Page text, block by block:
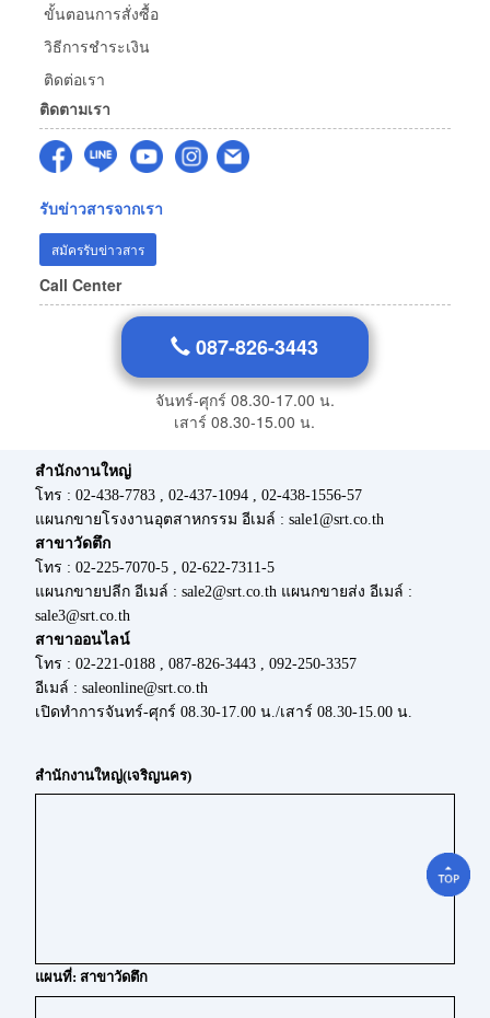
ขั้นตอนการสั่งซื้อ
วิธีการชำระเงิน
ติดต่อเรา
ติดตามเรา
รับข่าวสารจากเรา
สมัครรับข่าวสาร
Call Center
087-826-3443
จันทร์-ศุกร์ 08.30-17.00 น.
เสาร์ 08.30-15.00 น.
สำนักงานใหญ่
โทร : 02-438-7783 , 02-437-1094 , 02-438-1556-57
แผนกขายโรงงานอุตสาหกรรม อีเมล์ : sale1@srt.co.th
สาขาวัดตึก
โทร : 02-225-7070-5 , 02-622-7311-5
แผนกขายปลีก อีเมล์ : sale2@srt.co.th แผนกขายส่ง อีเมล์ :
sale3@srt.co.th
สาขาออนไลน์
โทร : 02-221-0188 , 087-826-3443 , 092-250-3357
อีเมล์ : saleonline@srt.co.th
เปิดทำการจันทร์-ศุกร์ 08.30-17.00 น./เสาร์ 08.30-15.00 น.
สำนักงานใหญ่(เจริญนคร)
แผนที่: สาขาวัดตึก